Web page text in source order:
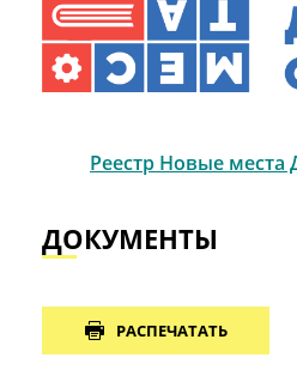
Реестр Новые места
ДОКУМЕНТЫ
РАСПЕЧАТАТЬ